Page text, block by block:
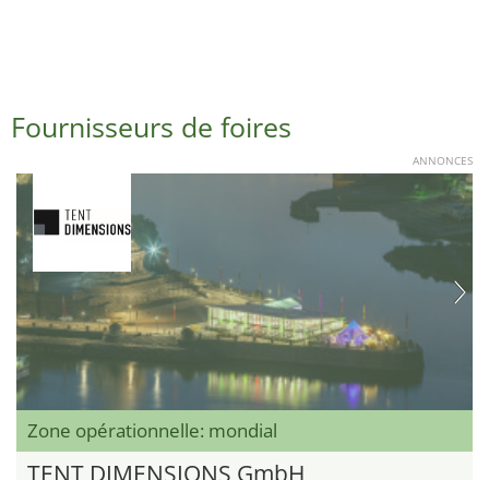
Fournisseurs de foires
ANNONCES
Zone opérationnelle: mondial
TENT DIMENSIONS GmbH